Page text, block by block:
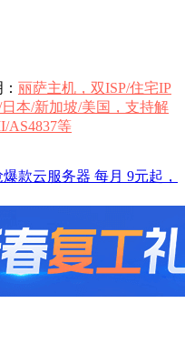
丽萨主机，双ISP/住宅IP
本/新加坡/美国，支持解
AS4837等
款云服务器 每月 9元起，